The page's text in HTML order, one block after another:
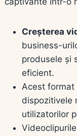
Creșterea
business-
produsele și
eficient.
Acest
dispozitivele
utilizatorilor